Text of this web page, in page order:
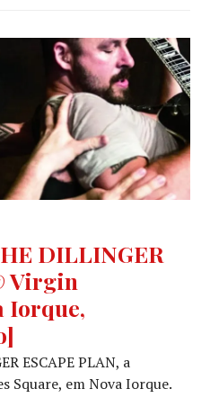
DILLINGER
Virgin
Iorque,
ESCAPE PLAN, a
Square, em Nova Iorque.
THE DILLINGER